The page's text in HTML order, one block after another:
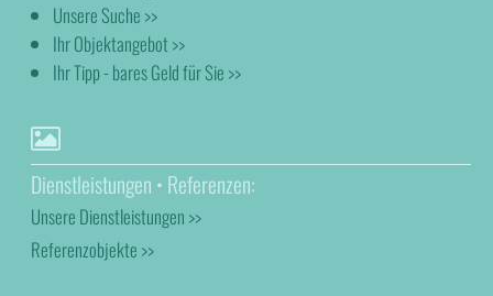
Unsere Suche >>
Ihr Objektangebot >>
Ihr Tipp - bares Geld für Sie >>
Dienstleistungen • Referenzen:
Unsere Dienstleistungen >>
Referenzobjekte >>